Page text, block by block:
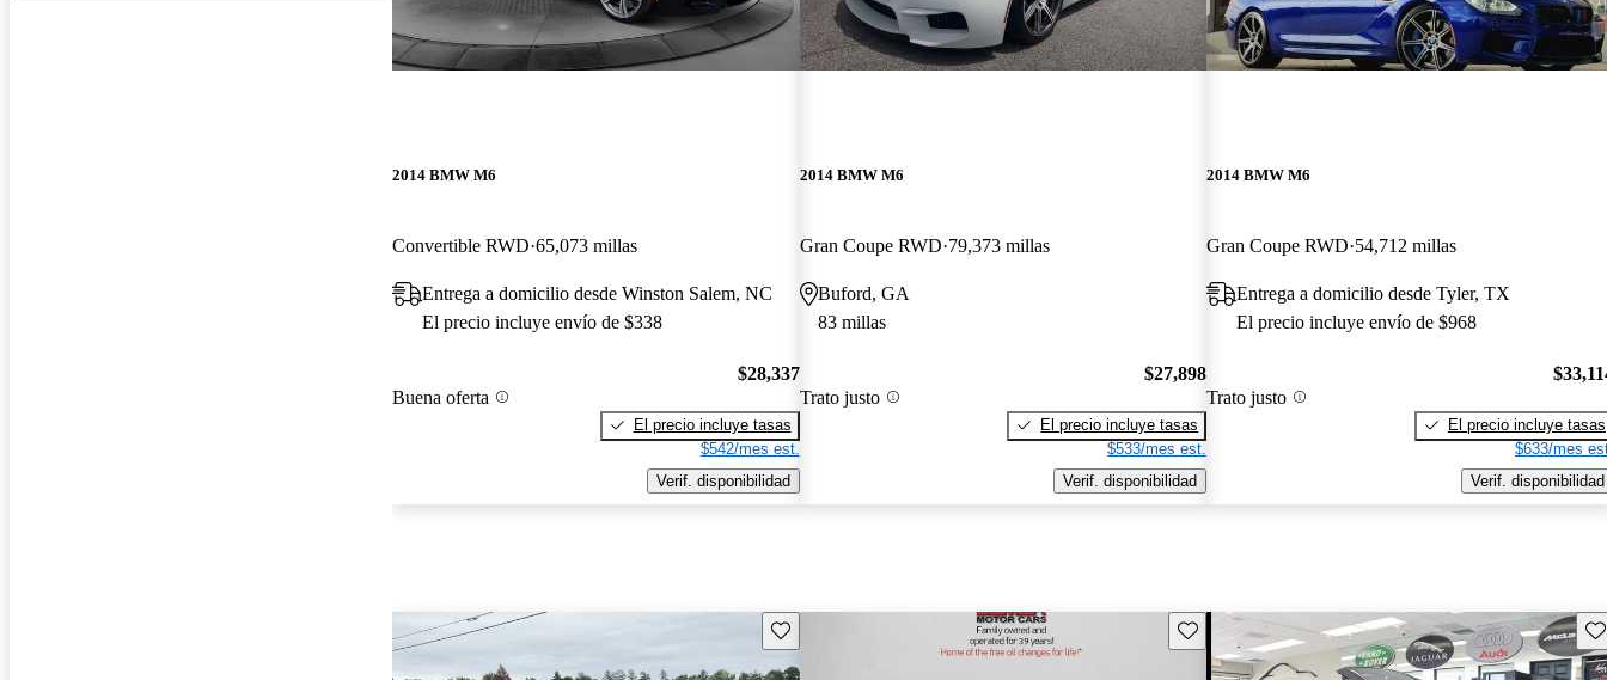
2014 BMW M6
Convertible RWD 65,073 millas
Entrega a domicilio desde Winston Salem, NC
El precio incluye envío de $338
Buena oferta
$28,337
El precio incluye tasas
$542/mes est.
Verif. disponibilidad
2014 BMW M6
Gran Coupe RWD 79,373 millas
Buford, GA
83 millas
Trato justo
$27,898
El precio incluye tasas
$533/mes est.
Verif. disponibilidad
2014 BMW M6
Gran Coupe RWD 54,712 millas
Entrega a domicilio desde Tyler, TX
El precio incluye envío de $968
Trato justo
El precio incluye tasas
$633/mes
Verif. disponibilidad
Guarda este Aviso Guarda este Aviso